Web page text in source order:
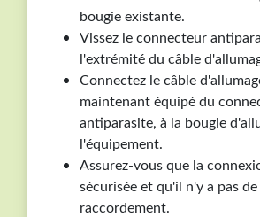
bougie existante.
Vissez le connecteur
l'extrémité du câble
Connectez le câble
maintenant équipé du
antiparasite, à la bougie
l'équipement.
Assurez-vous que la
sécurisée et qu'il n'y a pas
raccordement.